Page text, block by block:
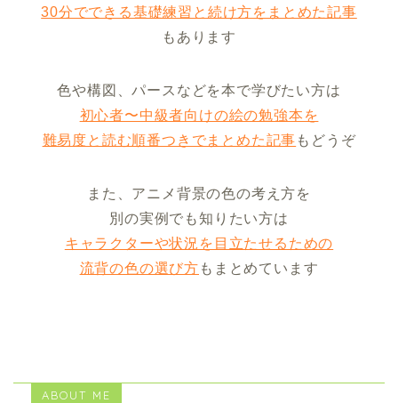
30分でできる基礎練習と続け方をまとめた記事
もあります
色や構図、パースなどを本で学びたい方は
初心者〜中級者向けの絵の勉強本を
難易度と読む順番つきでまとめた記事 もどうぞ
また、アニメ背景の色の考え方を
別の実例でも知りたい方は
キャラクターや状況を目立たせるための
流背の色の選び方 もまとめています
ABOUT ME